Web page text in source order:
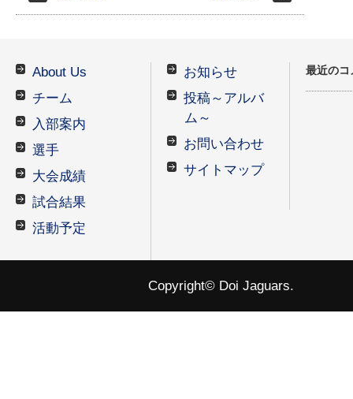
About Us
チーム
入部案内
選手
大会成績
試合結果
活動予定
お知らせ
投稿～アルバ
ム～
お問い合わせ
サイトマップ
最近のコ
Copyright© Doi Jaguars.